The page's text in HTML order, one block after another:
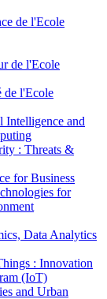
de l'Ecole
de l'Ecole
de l'Ecole
and
: Threats &
for Business
for
Data Analytics
: Innovation
(IoT)
and Urban